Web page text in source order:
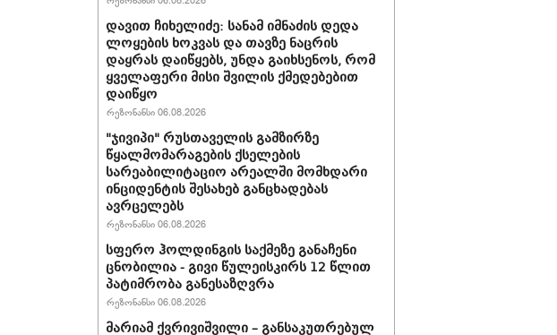
დავით ჩიხელიძე: სანამ იმნაძის დედა
ლოყების ხოკვას და თავზე ნაცრის
დაყრას დაიწყებს, უნდა გაიხსენოს, რომ
ყველაფერი მისი შვილის ქმედებებით
დაიწყო
რეზონანსი 06.08.2026
"ჯივიპი" რუსთაველის გამზირზე
წყალმომარაგების ქსელების
სარეაბილიტაციო არეალში მომხდარი
ინციდენტის შესახებ განცხადებას
ავრცელებს
რეზონანსი 06.08.2026
სფერო ჰოლდინგის საქმეზე განაჩენი
ცნობილია - გივი წულეისკირს 12 წლით
პატიმრობა განესაზღვრა
რეზონანსი 06.08.2026
მარიამ ქვრივიშვილი – განსაკუთრებულ